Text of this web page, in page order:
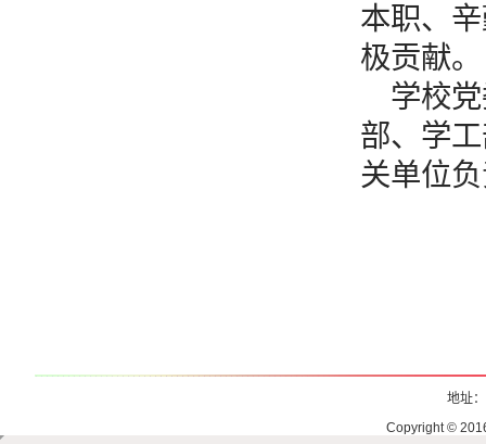
本职、
极贡献。
学校
部、学
关单位
地址
Copyright ©